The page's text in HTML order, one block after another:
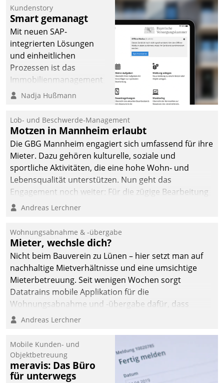
Kundenstory
Smart gemanagt
Mit neuen SAP-
integrierten Lösungen
und einheitlichen
Prozessen ist das
Immobilienmanagement
der Bayerischen
Ressort Kapitalanlage für
künftige Aufgaben und
Herausforderungen
gerüstet.
Nadja Hußmann
Lob- und Beschwerde-Management
Motzen in Mannheim erlaubt
Die GBG Mannheim engagiert sich umfassend für ihre
Mieter. Dazu gehören kulturelle, soziale und
sportliche Aktivitäten, die eine hohe Wohn- und
Lebensqualität unterstützen. Nun geht das
Engagement noch weiter: Für die zügige Bearbeitung
von Beschwerden – oder Lob – richtet das
und Beschwerde-Management einen eigenen Kanal
ein.
Andreas Lerchner
Wohnungsabnahme & -übergabe
Mieter, wechsle dich?
Nicht beim Bauverein zu Lünen – hier setzt man auf
nachhaltige Mietverhältnisse und eine umsichtige
Mieterbetreuung. Seit wenigen Wochen sorgt
Datatrains mobile Applikation für die
Wohnungsabnahme und -übergabe dafür, dass
Mieter wohlgeordnet kommen und, so es sein muss,
Andreas Lerchner
Mobile Kunden- und
Objektbetreuung
meravis: Das Büro
für unterwegs